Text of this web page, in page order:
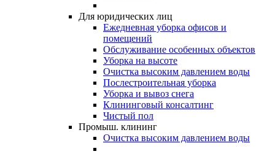
Для юридических лиц
Ежедневная уборка офисов и
помещений
Обслуживание особенных объектов
Уборка на высоте
Очистка высоким давлением воды
Послестроительная уборка
Уборка и вывоз снега
Клининговый консалтинг
Чистый пол
Промыш. клининг
Очистка высоким давлением воды